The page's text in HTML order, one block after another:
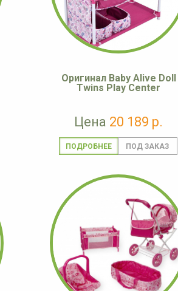
Оригинал Baby Alive Doll
Twins Play Center
Цена 20 189 р.
ПОДРОБНЕЕ